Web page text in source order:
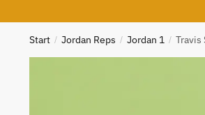
Start / Jordan Reps / Jordan 1 / Travis